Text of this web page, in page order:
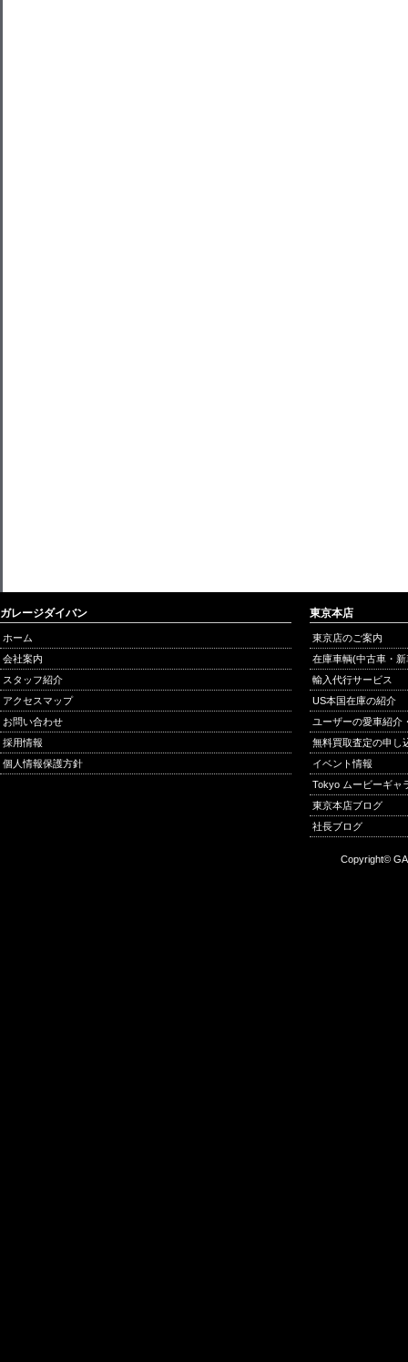
ガレージダイバン
ホーム
会社案内
スタッフ紹介
アクセスマップ
お問い合わせ
採用情報
個人情報保護方針
東京本店
東京店のご案内
在庫車輌(中古車・
輸入代行サービス
US本国在庫の紹介
ユーザーの愛車紹介
無料買取査定の申し
イベント情報
Tokyo ムービーギャ
東京本店ブログ
社長ブログ
Copyright©